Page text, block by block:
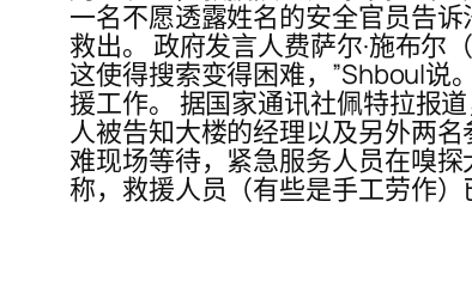
一名不愿透露姓名的安全官员告
救出。 政府发言人费萨尔·施布尔
这使得搜索变得困难，”Shboul说
援工作。 据国家通讯社佩特拉报
人被告知大楼的经理以及另外两
难现场等待，紧急服务人员在嗅
称，救援人员（有些是手工劳作）